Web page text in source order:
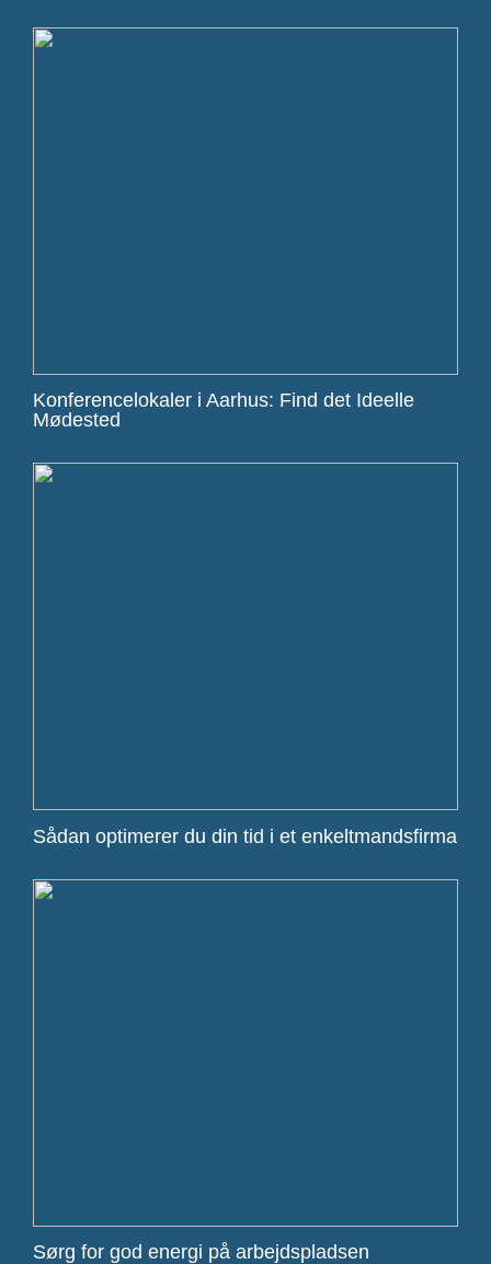
Konferencelokaler i Aarhus: Find det Ideelle
Mødested
Sådan optimerer du din tid i et enkeltmandsfirma
Sørg for god energi på arbejdspladsen